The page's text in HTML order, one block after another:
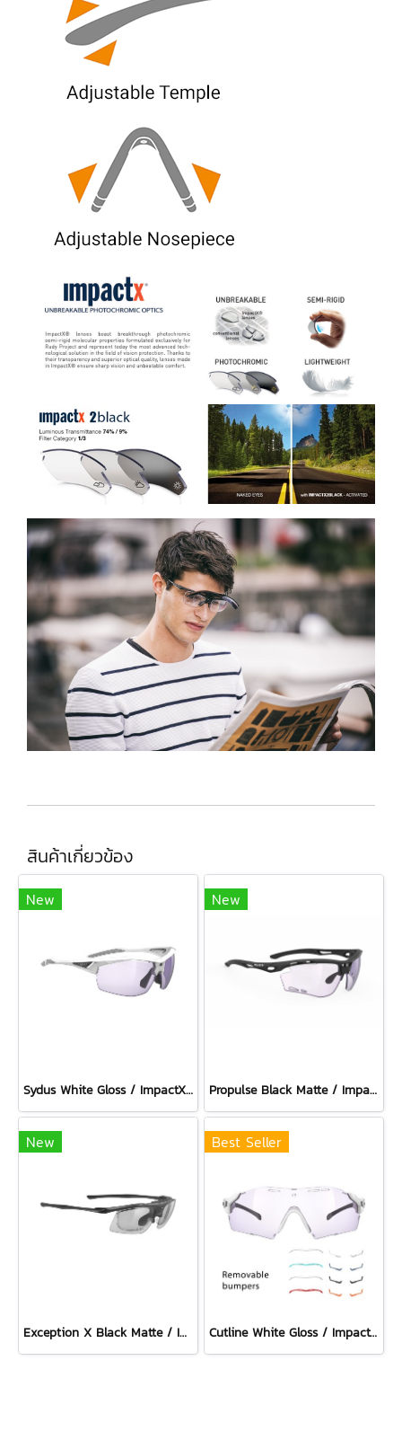
สินค้าเกี่ยวข้อง
New
Sydus White Gloss / ImpactX Photochromic 2 Laser Purple
New
Propulse Black Matte / ImpactX Photochromic 2 Laser Purple
New
Exception X Black Matte / ImpactX Photochromic 2 Black
Best Seller
Cutline White Gloss / ImpactX Photochromic 2 Laser Purple with bumpers set